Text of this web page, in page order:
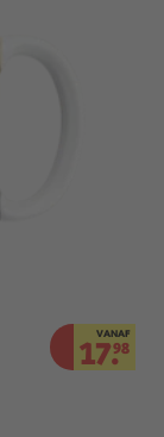
VANAF
17.98